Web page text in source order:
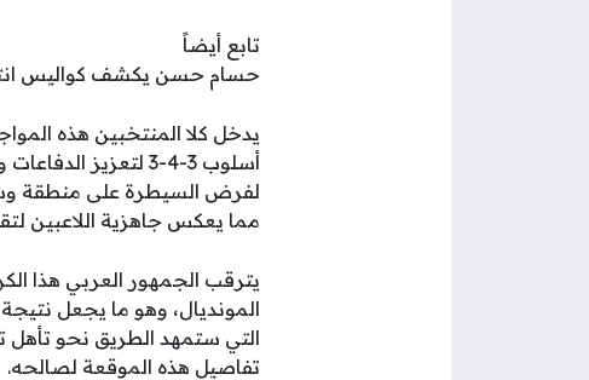
تابع أيضاً
حسام حسن يكشف كواليس
يدخل كلا المنتخبين هذه
لفرض السيطرة على منطقة
مما يعكس جاهزية اللاعبين
يترقب الجمهور العربي هذا
المونديال، وهو ما يجعل
تفاصيل هذه الموقعة لصالحه.